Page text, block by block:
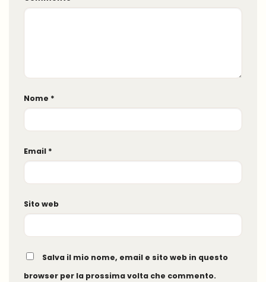
Nome *
Email *
Sito web
Salva il mio nome, email e sito web in questo
browser per la prossima volta che commento.